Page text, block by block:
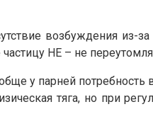
возбуждения
НЕ – не
у парней потребность
тяга, но при